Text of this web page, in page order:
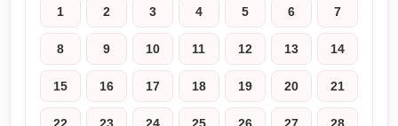
1 2 3 4 5 6 7
8 9 10 11 12 13 14
15 16 17 18 19 20 21